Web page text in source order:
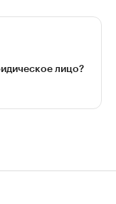
лицо?